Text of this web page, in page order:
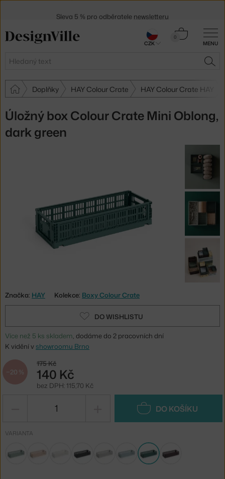
MENU
Hledat
0
Košík
Doplňky HAY Colour Crate HAY Colour Crate HAY
Úložný box Colour Crate Mini Oblong,
dark green
Značka: HAY Kolekce: Boxy Colour Crate
DO WISHLISTU
Více než 5 ks skladem, dodáme do 2 pracovních dní
K vidění v showroomu Brno
−20 %
175 Kč
140 Kč
bez DPH: 115,70 Kč
DO KOŠÍKU
VARIANTA
30 dní na vrácení zboží
CZK